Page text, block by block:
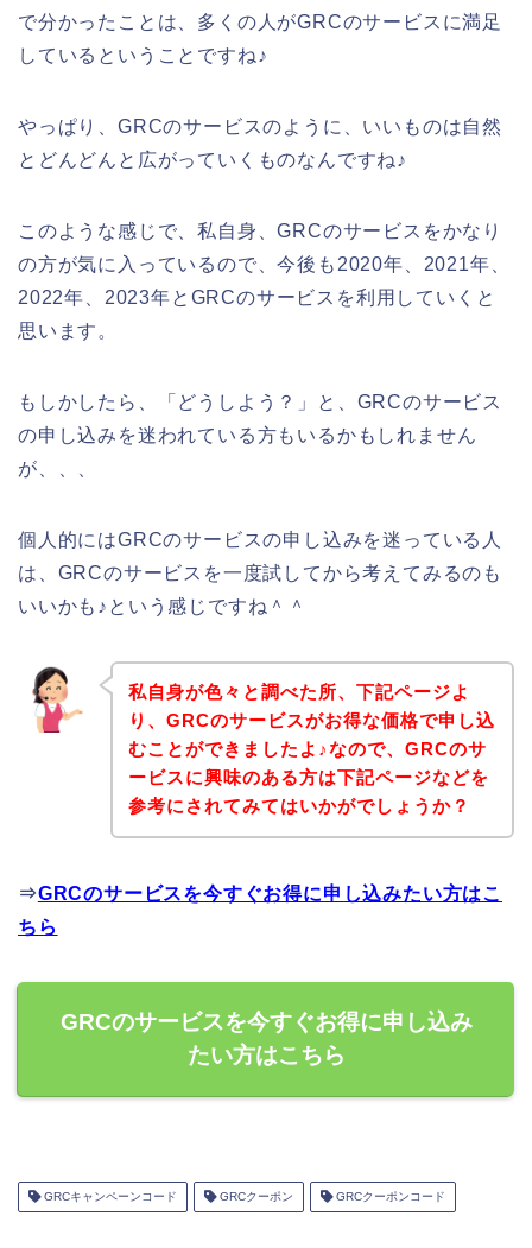
で分かったことは、多くの人がGRCのサービスに満足
しているということですね♪
やっぱり、GRCのサービスのように、いいものは自然
とどんどんと広がっていくものなんですね♪
このような感じで、私自身、GRCのサービスをかなり
の方が気に入っているので、今後も2020年、2021年、
2022年、2023年とGRCのサービスを利用していくと
思います。
もしかしたら、「どうしよう？」と、GRCのサービス
の申し込みを迷われている方もいるかもしれません
が、、、
個人的にはGRCのサービスの申し込みを迷っている人
は、GRCのサービスを一度試してから考えてみるのも
いいかも♪という感じですね＾＾
私自身が色々と調べた所、下記ページよ
り、GRCのサービスがお得な価格で申し込
むことができましたよ♪なので、GRCのサ
ービスに興味のある方は下記ページなどを
参考にされてみてはいかがでしょうか？
⇒GRCのサービスを今すぐお得に申し込みたい方はこ
ちら
GRCのサービスを今すぐお得に申し込み
たい方はこちら
GRCキャンペーンコード GRCクーポン GRCクーポンコード